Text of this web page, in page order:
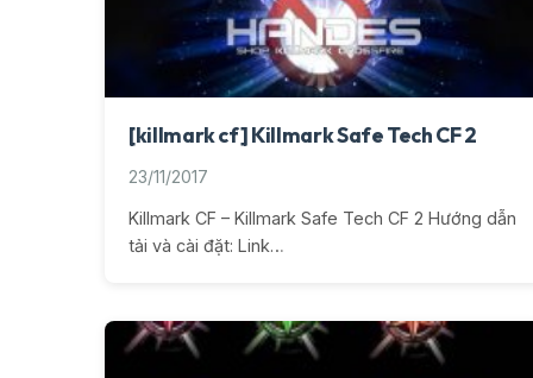
[killmark cf] Killmark Safe Tech CF 2
23/11/2017
Killmark CF – Killmark Safe Tech CF 2 Hướng dẫn
tải và cài đặt: Link…